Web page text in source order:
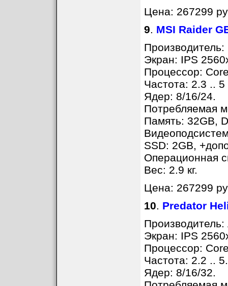
Цена: 267299
9. MSI Raider
Производитель:
Экран: IPS
Процессор:
Частота: 2.3 .. 5
Ядер: 8/16/24.
Потребляемая
Память: 32GB,
SSD: 2GB,
Операционная
Вес: 2.9 кг.
Цена: 267299
10. Predator
Производитель:
Экран: IPS
Процессор:
Частота: 2.2 ..
Ядер: 8/16/32.